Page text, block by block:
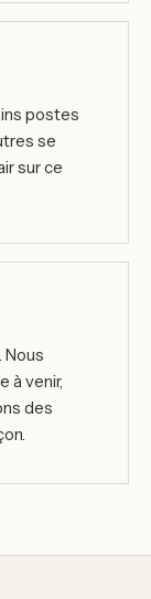
postes
se
sur ce
Nous
à venir,
des